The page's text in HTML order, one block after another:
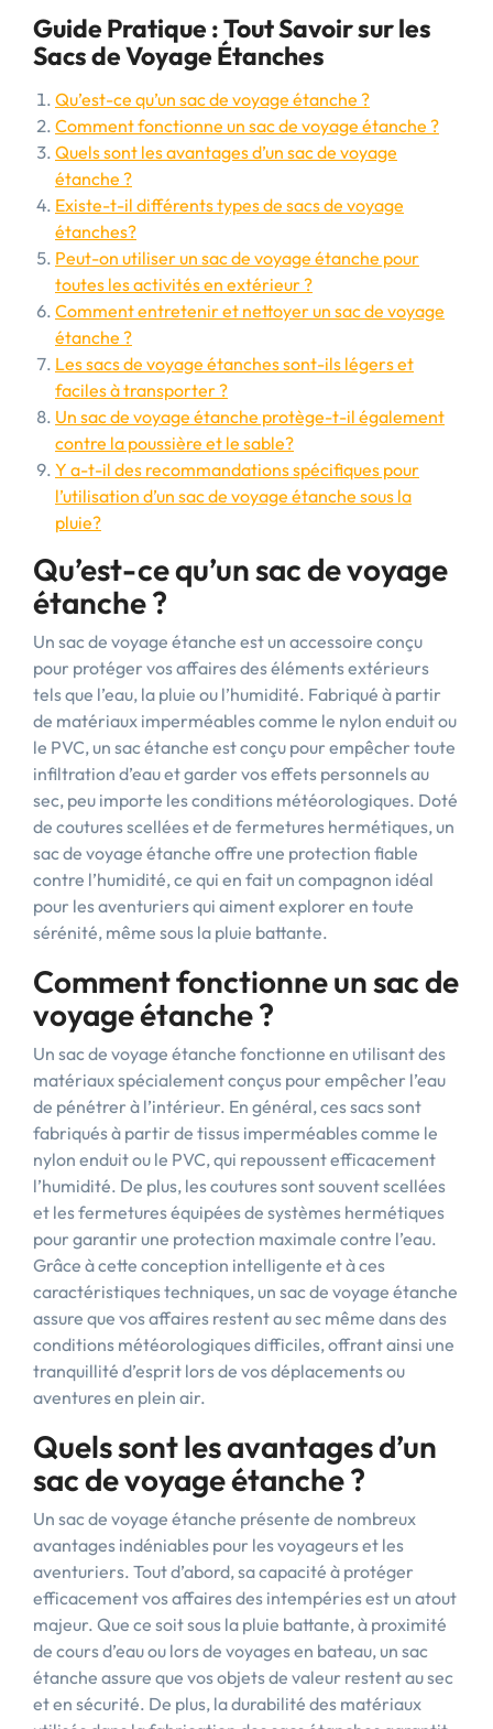
Guide Pratique : Tout Savoir sur les
Sacs de Voyage Étanches
Qu’est-ce qu’un sac de voyage étanche ?
Comment fonctionne un sac de voyage étanche ?
Quels sont les avantages d’un sac de voyage
étanche ?
Existe-t-il différents types de sacs de voyage
étanches?
Peut-on utiliser un sac de voyage étanche pour
toutes les activités en extérieur ?
Comment entretenir et nettoyer un sac de voyage
étanche ?
Les sacs de voyage étanches sont-ils légers et
faciles à transporter ?
Un sac de voyage étanche protège-t-il également
contre la poussière et le sable?
Y a-t-il des recommandations spécifiques pour
l’utilisation d’un sac de voyage étanche sous la
pluie?
Qu’est-ce qu’un sac de voyage
étanche ?
Un sac de voyage étanche est un accessoire conçu
pour protéger vos affaires des éléments extérieurs
tels que l’eau, la pluie ou l’humidité. Fabriqué à partir
de matériaux imperméables comme le nylon enduit ou
le PVC, un sac étanche est conçu pour empêcher toute
infiltration d’eau et garder vos effets personnels au
sec, peu importe les conditions météorologiques. Doté
de coutures scellées et de fermetures hermétiques, un
sac de voyage étanche offre une protection fiable
contre l’humidité, ce qui en fait un compagnon idéal
pour les aventuriers qui aiment explorer en toute
sérénité, même sous la pluie battante.
Comment fonctionne un sac de
voyage étanche ?
Un sac de voyage étanche fonctionne en utilisant des
matériaux spécialement conçus pour empêcher l’eau
de pénétrer à l’intérieur. En général, ces sacs sont
fabriqués à partir de tissus imperméables comme le
nylon enduit ou le PVC, qui repoussent efficacement
l’humidité. De plus, les coutures sont souvent scellées
et les fermetures équipées de systèmes hermétiques
pour garantir une protection maximale contre l’eau.
Grâce à cette conception intelligente et à ces
caractéristiques techniques, un sac de voyage étanche
assure que vos affaires restent au sec même dans des
conditions météorologiques difficiles, offrant ainsi une
tranquillité d’esprit lors de vos déplacements ou
aventures en plein air.
Quels sont les avantages d’un
sac de voyage étanche ?
Un sac de voyage étanche présente de nombreux
avantages indéniables pour les voyageurs et les
aventuriers. Tout d’abord, sa capacité à protéger
efficacement vos affaires des intempéries est un atout
majeur. Que ce soit sous la pluie battante, à proximité
de cours d’eau ou lors de voyages en bateau, un sac
étanche assure que vos objets de valeur restent au sec
et en sécurité. De plus, la durabilité des matériaux